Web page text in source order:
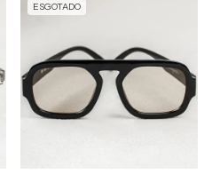
ESGOTADO